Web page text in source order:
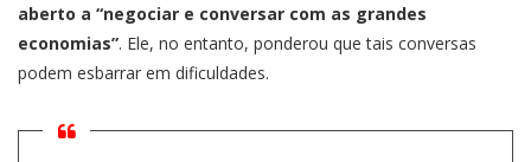
aberto a “negociar e conversar com as grandes
economias”. Ele, no entanto, ponderou que tais conversas
podem esbarrar em dificuldades.